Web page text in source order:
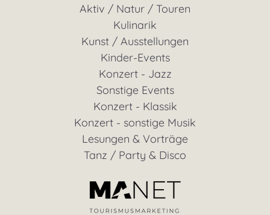
Aktiv / Natur / Touren
Kulinarik
Kunst / Ausstellungen
Kinder-Events
Konzert - Jazz
Sonstige Events
Konzert - Klassik
Konzert - sonstige Musik
Lesungen & Vorträge
Tanz / Party & Disco